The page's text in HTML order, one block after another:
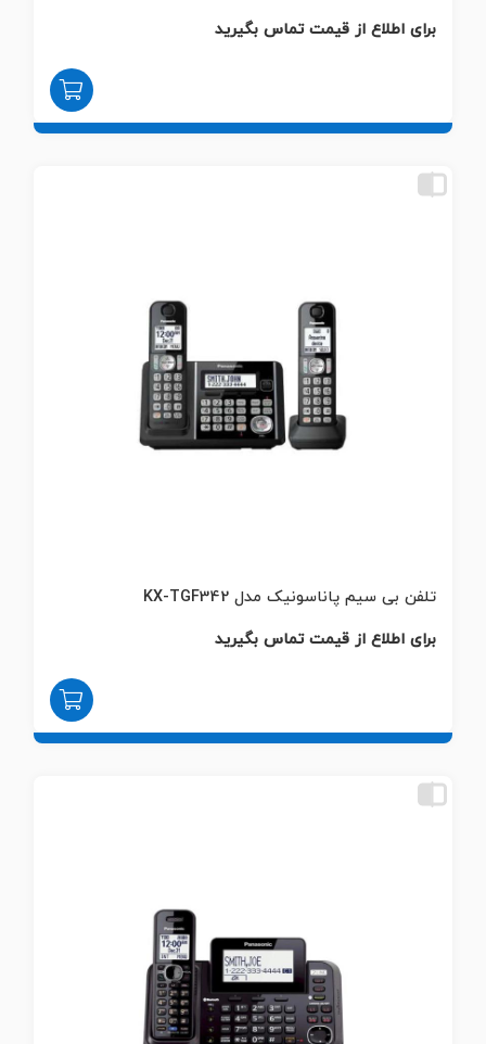
برای اطلاع از قیمت تماس بگیرید
تلفن بی سیم پاناسونیک مدل KX-TGF342
برای اطلاع از قیمت تماس بگیرید